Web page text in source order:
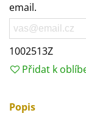
email.
1002513Z
Přidat k
Popis